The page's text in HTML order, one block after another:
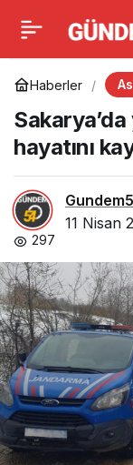
Haberler
hayatını
11 Nisan
297
Sakarya’da
faciası: 2 çocuk
kaybetti